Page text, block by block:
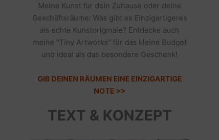
Meine Kunst für dein Zuhause oder deine
Geschäftsräume: Was gibt es Einzigartigeres
als echte Kunstoriginale? Entdecke auch
meine "Tiny Artworks" für das kleine Budget
und ideal als das besondere Geschenk!
GIB DEINEN RÄUMEN EINE EINZIGARTIGE
NOTE >>
TEXT & KONZEPT